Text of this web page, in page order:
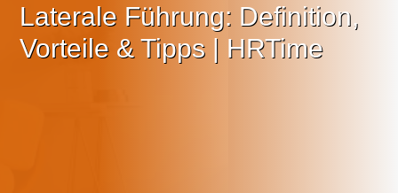
Laterale Führung: Definition,
Vorteile & Tipps | HRTime